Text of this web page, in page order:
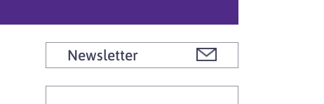
Newsletter